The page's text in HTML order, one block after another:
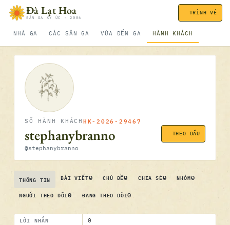
Bỏ qua nội dungĐà Lạt Hoa
SÂN GA KÝ ỨC · 2006
NHÀ GA CÁC SÂN GA VỪA ĐẾN GA HÀNH KHÁCH
TRÌNH VÉ
SỐ HÀNH KHÁCH HK-2026-29467
stephanybranno
@stephanybranno
THEO DẤU
THÔNG TIN BÀI VIẾT0 CHỦ ĐỀ0 CHIA SẺ0 NHÓM0
NGƯỜI THEO DÕI0 ĐANG THEO DÕI0
LỜI NHẮN 0